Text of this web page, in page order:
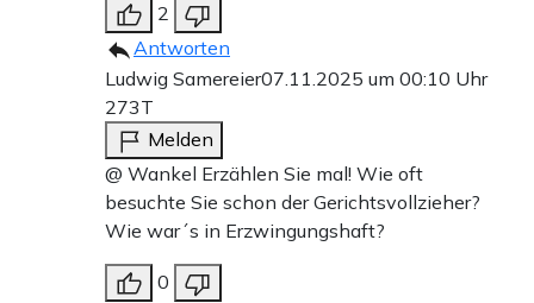
2
Antworten
Ludwig Samereier07.11.2025 um 00:10 Uhr
273T
Melden
@ Wankel Erzählen Sie mal! Wie oft
besuchte Sie schon der Gerichtsvollzieher?
Wie war´s in Erzwingungshaft?
0